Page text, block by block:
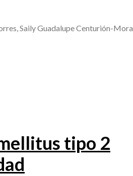
Saily Guadalupe Centurión-Mora
tipo 2